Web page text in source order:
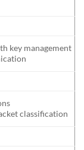
key management
classification